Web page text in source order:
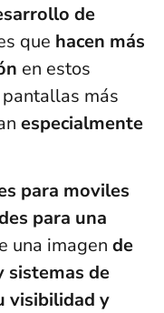
de
que hacen más
en estos
más
especialmente
para moviles
para una
una imagen de
sistemas de
visibilidad y